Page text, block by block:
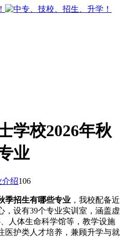
学校2026年秋
业
介绍106
季招生有哪些专业 ，我校配备近
，设有39个专业实训室，涵盖虚
人体生命科学馆等，教学设施
医护类人才培养，兼顾升学与就